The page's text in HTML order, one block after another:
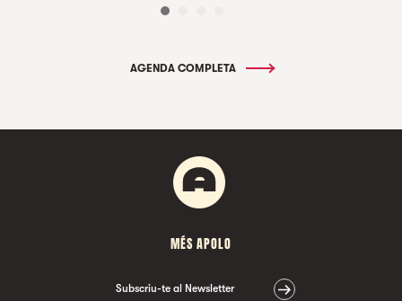
AGENDA COMPLETA
MÉS APOLO
Subscriu-te al Newsletter